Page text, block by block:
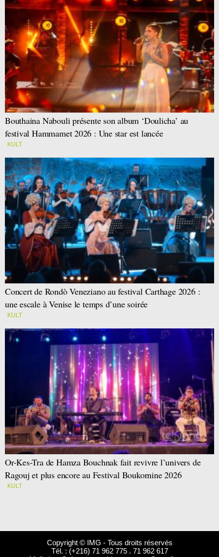
Bouthaina Nabouli présente son album ‘Doulicha’ au
festival Hammamet 2026 : Une star est lancée
KULT
Concert de Rondò Veneziano au festival Carthage 2026 :
une escale à Venise le temps d’une soirée
KULT
Or-Kes-Tra de Hamza Bouchnak fait revivre l’univers de
Ragouj et plus encore au Festival Boukornine 2026
KULT
Copyright © IMG - Tous droits réservés
Tél. : (+216) 71 962 775 . 71 962 617